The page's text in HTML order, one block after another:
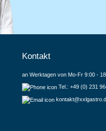
Kontakt
an Werktagen von Mo-Fr 9:00 -
Tel.: +49 (0) 231